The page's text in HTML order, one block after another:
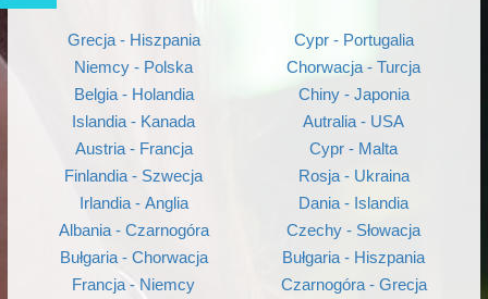
Grecja - Hiszpania
Niemcy - Polska
Belgia - Holandia
Islandia - Kanada
Austria - Francja
Finlandia - Szwecja
Irlandia - Anglia
Albania - Czarnogóra
Bułgaria - Chorwacja
Francja - Niemcy
Cypr - Portugalia
Chorwacja - Turcja
Chiny - Japonia
Autralia - USA
Cypr - Malta
Rosja - Ukraina
Dania - Islandia
Czechy - Słowacja
Bułgaria - Hiszpania
Czarnogóra - Grecja